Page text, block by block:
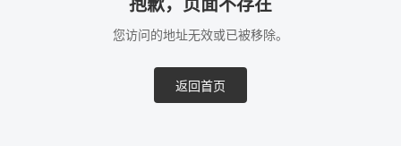
抱歉，页面不存在
您访问的地址无效或已被移除。
返回首页